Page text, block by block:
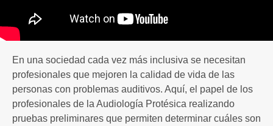
En una sociedad cada vez más inclusiva se necesitan
profesionales que mejoren la calidad de vida de las
personas con problemas auditivos. Aquí, el papel de los
profesionales de la Audiología Protésica realizando
pruebas preliminares que permiten determinar cuáles son